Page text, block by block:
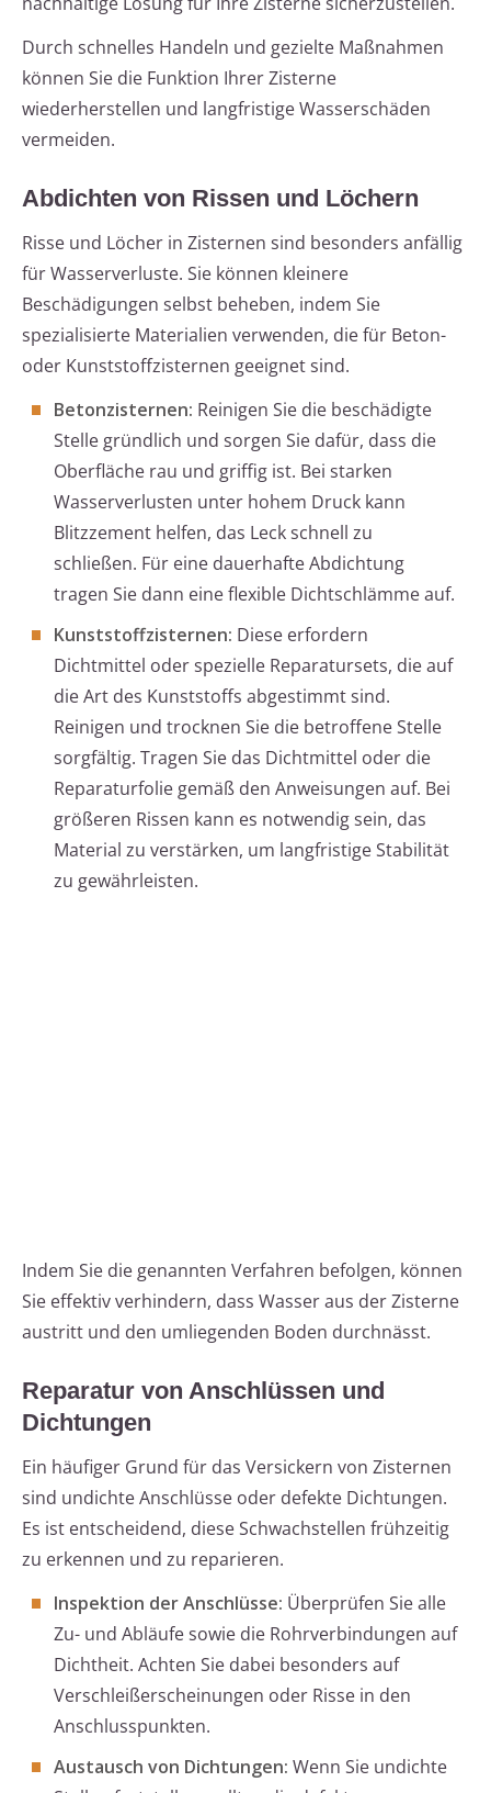
Durch schnelles Handeln und gezielte Maßnahmen
können Sie die Funktion Ihrer Zisterne
wiederherstellen und langfristige Wasserschäden
vermeiden.
Abdichten von Rissen und Löchern
Risse und Löcher in Zisternen sind besonders anfällig
für Wasserverluste. Sie können kleinere
Beschädigungen selbst beheben, indem Sie
spezialisierte Materialien verwenden, die für Beton-
oder Kunststoffzisternen geeignet sind.
Betonzisternen: Reinigen Sie die beschädigte
Stelle gründlich und sorgen Sie dafür, dass die
Oberfläche rau und griffig ist. Bei starken
Wasserverlusten unter hohem Druck kann
Blitzzement helfen, das Leck schnell zu
schließen. Für eine dauerhafte Abdichtung
tragen Sie dann eine flexible Dichtschlämme auf.
Kunststoffzisternen: Diese erfordern
Dichtmittel oder spezielle Reparatursets, die auf
die Art des Kunststoffs abgestimmt sind.
Reinigen und trocknen Sie die betroffene Stelle
sorgfältig. Tragen Sie das Dichtmittel oder die
Reparaturfolie gemäß den Anweisungen auf. Bei
größeren Rissen kann es notwendig sein, das
Material zu verstärken, um langfristige Stabilität
zu gewährleisten.
Indem Sie die genannten Verfahren befolgen, können
Sie effektiv verhindern, dass Wasser aus der Zisterne
austritt und den umliegenden Boden durchnässt.
Reparatur von Anschlüssen und
Dichtungen
Ein häufiger Grund für das Versickern von Zisternen
sind undichte Anschlüsse oder defekte Dichtungen.
Es ist entscheidend, diese Schwachstellen frühzeitig
zu erkennen und zu reparieren.
Inspektion der Anschlüsse: Überprüfen Sie alle
Zu- und Abläufe sowie die Rohrverbindungen auf
Dichtheit. Achten Sie dabei besonders auf
Verschleißerscheinungen oder Risse in den
Anschlusspunkten.
Austausch von Dichtungen: Wenn Sie undichte